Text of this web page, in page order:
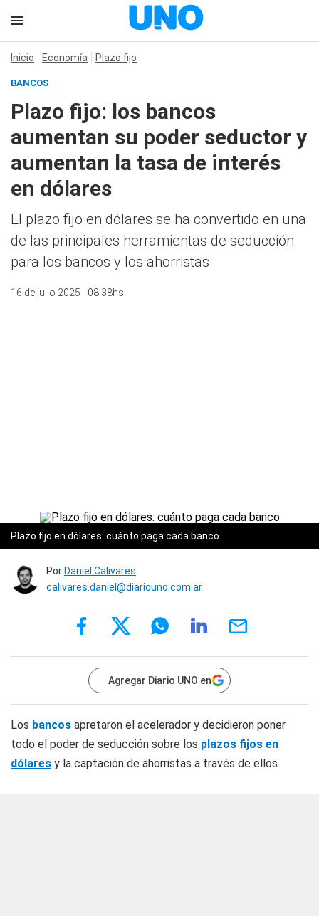
Inicio Economía Plazo fijo
BANCOS
Plazo fijo: los bancos
aumentan su poder seductor y
aumentan la tasa de interés
en dólares
El plazo fijo en dólares se ha convertido en una
de las principales herramientas de seducción
para los bancos y los ahorristas
16 de julio 2025 - 08:38hs
Plazo fijo en dólares: cuánto paga cada banco
Por Daniel Calivares
calivares.daniel@diariouno.com.ar
Agregar Diario UNO en
Los bancos apretaron el acelerador y decidieron poner
todo el poder de seducción sobre los plazos fijos en
dólares y la captación de ahorristas a través de ellos.